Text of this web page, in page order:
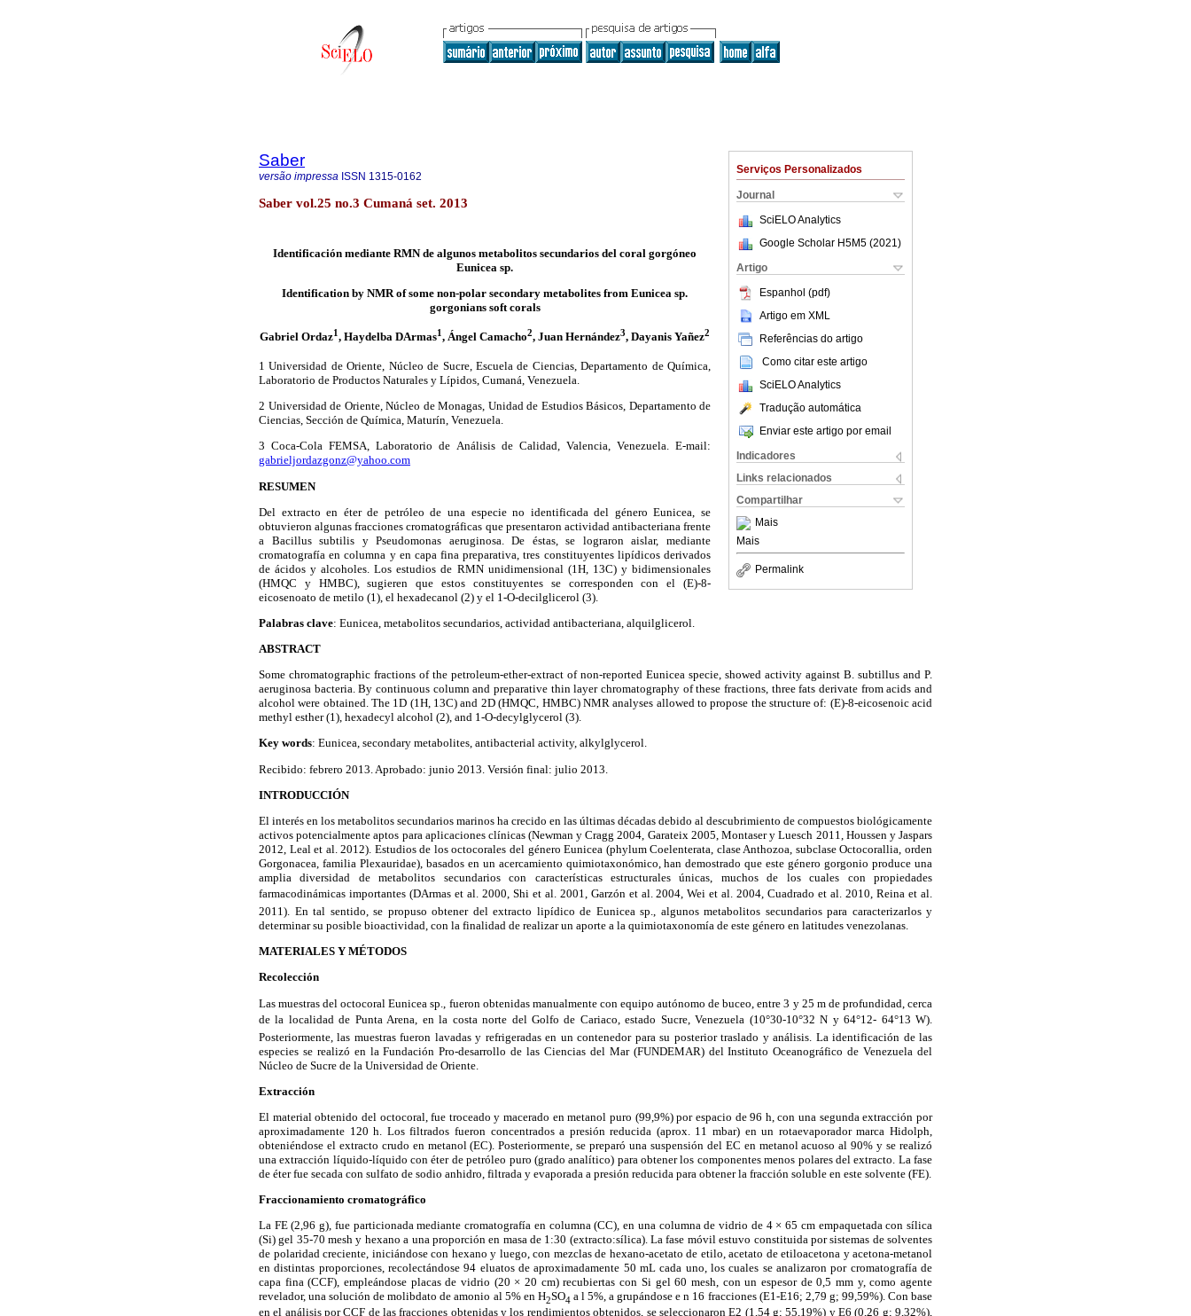
Serviços Personalizados
Journal
SciELO Analytics
Google Scholar H5M5 (2021 )
Artigo
Espanhol (pdf)
Artigo em XML
Referências do artigo
Como citar este artigo
SciELO Analytics
Tradução automática
Enviar este artigo por email
Indicadores
Links relacionados
Compartilhar
Mais
Mais
Permalink
Saber
versão impressa ISSN 1315-0162
Saber vol.25 no.3 Cumaná set. 2013
Identificación mediante RMN de algunos metabolitos secundarios del coral gorgóneo
Eunicea sp.
Identification by NMR of some non-polar secondary metabolites from Eunicea sp.
gorgonians soft corals
Gabriel Ordaz1, Haydelba DArmas1, Ángel Camacho2, Juan Hernández3, Dayanis Yañez2
1 Universidad de Oriente, Núcleo de Sucre, Escuela de Ciencias, Departamento de Química,
Laboratorio de Productos Naturales y Lípidos, Cumaná, Venezuela.
2 Universidad de Oriente, Núcleo de Monagas, Unidad de Estudios Básicos, Departamento de
Ciencias, Sección de Química, Maturín, Venezuela.
3 Coca-Cola FEMSA, Laboratorio de Análisis de Calidad, Valencia, Venezuela. E-mail:
gabrieljordazgonz@yahoo.com
RESUMEN
Del extracto en éter de petróleo de una especie no identificada del género Eunicea, se
obtuvieron algunas fracciones cromatográficas que presentaron actividad antibacteriana frente
a Bacillus subtilis y Pseudomonas aeruginosa. De éstas, se lograron aislar, mediante
cromatografía en columna y en capa fina preparativa, tres constituyentes lipídicos derivados
de ácidos y alcoholes. Los estudios de RMN unidimensional (1H, 13C) y bidimensionales
(HMQC y HMBC), sugieren que estos constituyentes se corresponden con el (E)-8-
eicosenoato de metilo (1), el hexadecanol (2) y el 1-O-decilglicerol (3).
Palabras clave: Eunicea, metabolitos secundarios, actividad antibacteriana, alquilglicerol.
ABSTRACT
Some chromatographic fractions of the petroleum-ether-extract of non-reported Eunicea specie, showed activity against B. subtillus and P.
aeruginosa bacteria. By continuous column and preparative thin layer chromatography of these fractions, three fats derivate from acids and
alcohol were obtained. The 1D (1H, 13C) and 2D (HMQC, HMBC) NMR analyses allowed to propose the structure of: (E)-8-eicosenoic acid
methyl esther (1), hexadecyl alcohol (2), and 1-O-decylglycerol (3).
Key words: Eunicea, secondary metabolites, antibacterial activity, alkylglycerol.
Recibido: febrero 2013. Aprobado: junio 2013. Versión final: julio 2013.
INTRODUCCIÓN
El interés en los metabolitos secundarios marinos ha crecido en las últimas décadas debido al descubrimiento de compuestos biológicamente
activos potencialmente aptos para aplicaciones clínicas (Newman y Cragg 2004, Garateix 2005, Montaser y Luesch 2011, Houssen y Jaspars
2012, Leal et al. 2012). Estudios de los octocorales del género Eunicea (phylum Coelenterata, clase Anthozoa, subclase Octocorallia, orden
Gorgonacea, familia Plexauridae), basados en un acercamiento quimiotaxonómico, han demostrado que este género gorgonio produce una
amplia diversidad de metabolitos secundarios con características estructurales únicas, muchos de los cuales con propiedades
farmacodinámicas importantes (DArmas et al. 2000, Shi et al. 2001, Garzón et al. 2004, Wei et al. 2004, Cuadrado et al. 2010, Reina et al.
2011). En tal sentido, se propuso obtener del extracto lipídico de Eunicea sp., algunos metabolitos secundarios para caracterizarlos y
determinar su posible bioactividad, con la finalidad de realizar un aporte a la quimiotaxonomía de este género en latitudes venezolanas.
MATERIALES Y MÉTODOS
Recolección
Las muestras del octocoral Eunicea sp., fueron obtenidas manualmente con equipo autónomo de buceo, entre 3 y 25 m de profundidad, cerca
de la localidad de Punta Arena, en la costa norte del Golfo de Cariaco, estado Sucre, Venezuela (10°30-10°32 N y 64°12- 64°13 W).
Posteriormente, las muestras fueron lavadas y refrigeradas en un contenedor para su posterior traslado y análisis. La identificación de las
especies se realizó en la Fundación Pro-desarrollo de las Ciencias del Mar (FUNDEMAR) del Instituto Oceanográfico de Venezuela del
Núcleo de Sucre de la Universidad de Oriente.
Extracción
El material obtenido del octocoral, fue troceado y macerado en metanol puro (99,9%) por espacio de 96 h, con una segunda extracción por
aproximadamente 120 h. Los filtrados fueron concentrados a presión reducida (aprox. 11 mbar) en un rotaevaporador marca Hidolph,
obteniéndose el extracto crudo en metanol (EC). Posteriormente, se preparó una suspensión del EC en metanol acuoso al 90% y se realizó
una extracción líquido-líquido con éter de petróleo puro (grado analítico) para obtener los componentes menos polares del extracto. La fase
de éter fue secada con sulfato de sodio anhidro, filtrada y evaporada a presión reducida para obtener la fracción soluble en este solvente (FE).
Fraccionamiento cromatográfico
La FE (2,96 g), fue particionada mediante cromatografía en columna (CC), en una columna de vidrio de 4 × 65 cm empaquetada con sílica
(Si) gel 35-70 mesh y hexano a una proporción en masa de 1:30 (extracto:sílica). La fase móvil estuvo constituida por sistemas de solventes
de polaridad creciente, iniciándose con hexano y luego, con mezclas de hexano-acetato de etilo, acetato de etiloacetona y acetona-metanol
en distintas proporciones, recolectándose 94 eluatos de aproximadamente 50 mL cada uno, los cuales se analizaron por cromatografía de
capa fina (CCF), empleándose placas de vidrio (20 × 20 cm) recubiertas con Si gel 60 mesh, con un espesor de 0,5 mm y, como agente
revelador, una solución de molibdato de amonio al 5% en H2SO4 a l 5%, a grupándose e n 16 fracciones (E1-E16; 2,79 g; 99,59%). Con base
en el análisis por CCF de las fracciones obtenidas y los rendimientos obtenidos, se seleccionaron E2 (1,54 g; 55,19%) y E6 (0,26 g; 9,32%),